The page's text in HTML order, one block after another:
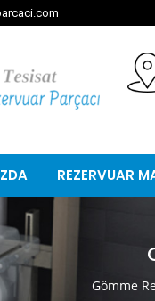
REZERVUAR
Gömme